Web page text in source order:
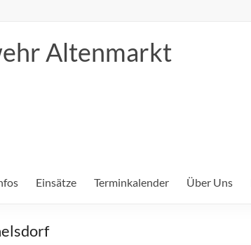
Altenmarkt
Einsätze Terminkalender Über Uns